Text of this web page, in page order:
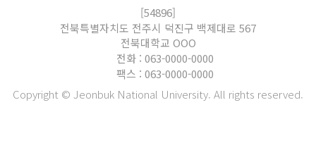
[54896]
전북특별자치도 전주시 덕진구 백제대로 567
전북대학교 OOO
전화 : 063-0000-0000
팩스 : 063-0000-0000
Copyright © Jeonbuk National University. All rights reserved.